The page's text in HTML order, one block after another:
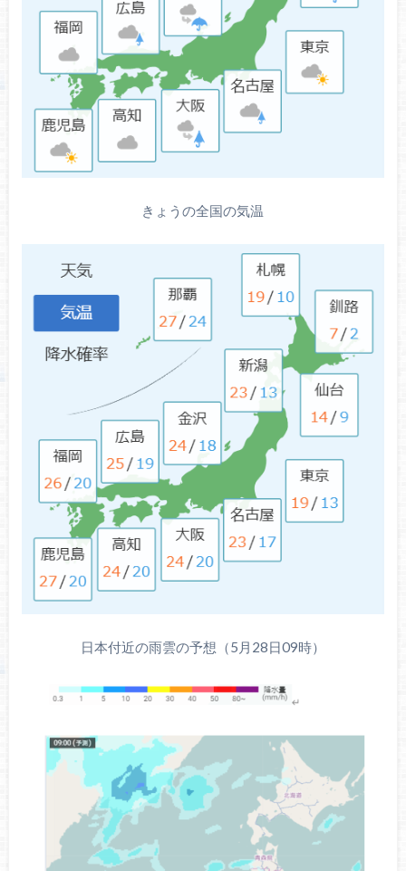
きょうの全国の気温
日本付近の雨雲の予想（5月28日09時）